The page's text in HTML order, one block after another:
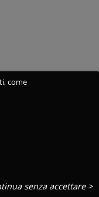
come
senza accettare >